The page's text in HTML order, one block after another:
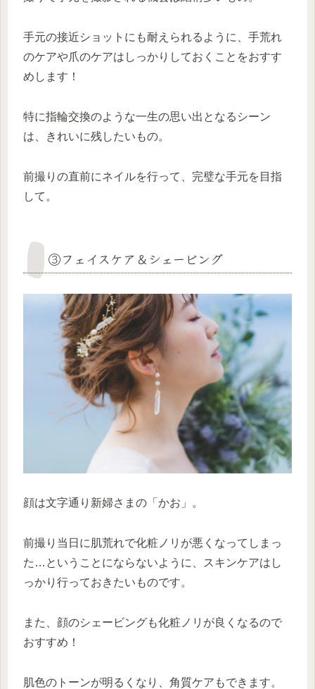
手元の接近ショットにも耐えられるように、手荒れ
のケアや爪のケアはしっかりしておくことをおすす
めします！
特に指輪交換のような一生の思い出となるシーン
は、きれいに残したいもの。
前撮りの直前にネイルを行って、完璧な手元を目指
して。
③フェイスケア＆シェービング
顔は文字通り新婦さまの「かお」。
前撮り当日に肌荒れで化粧ノリが悪くなってしまっ
た…ということにならないように、スキンケアはし
っかり行っておきたいものです。
また、顔のシェービングも化粧ノリが良くなるので
おすすめ！
肌色のトーンが明るくなり、角質ケアもできます。